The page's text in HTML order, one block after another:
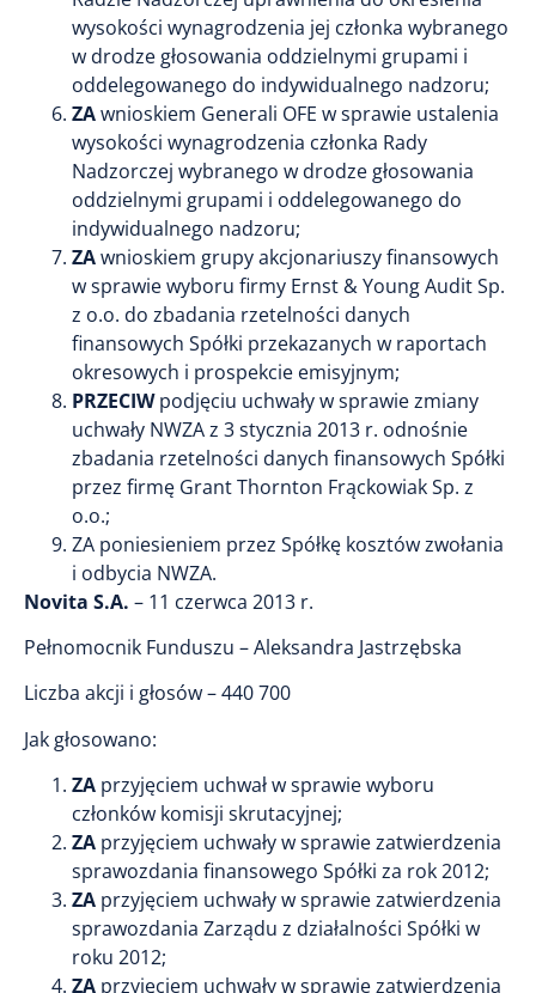
wysokości wynagrodzenia jej członka wybranego
w drodze głosowania oddzielnymi grupami i
oddelegowanego do indywidualnego nadzoru;
ZAwnioskiem Generali OFE w sprawie ustalenia
wysokości wynagrodzenia członka Rady
Nadzorczej wybranego w drodze głosowania
oddzielnymi grupami i oddelegowanego do
indywidualnego nadzoru;
ZAwnioskiem grupy akcjonariuszy finansowych
w sprawie wyboru firmy Ernst & Young Audit Sp.
z o.o. do zbadania rzetelności danych
finansowych Spółki przekazanych w raportach
okresowych i prospekcie emisyjnym;
PRZECIWpodjęciu uchwały w sprawie zmiany
uchwały NWZA z 3 stycznia 2013 r. odnośnie
zbadania rzetelności danych finansowych Spółki
przez firmę Grant Thornton Frąckowiak Sp. z
o.o.;
ZA poniesieniem przez Spółkę kosztów zwołania
i odbycia NWZA.
Novita S.A. – 11 czerwca 2013 r.
Pełnomocnik Funduszu – Aleksandra Jastrzębska
Liczba akcji i głosów – 440 700
Jak głosowano:
ZA przyjęciem uchwał w sprawie wyboru
członków komisji skrutacyjnej;
ZA przyjęciem uchwały w sprawie zatwierdzenia
sprawozdania finansowego Spółki za rok 2012;
ZA przyjęciem uchwały w sprawie zatwierdzenia
sprawozdania Zarządu z działalności Spółki w
roku 2012;
ZA przyjęciem uchwały w sprawie zatwierdzenia